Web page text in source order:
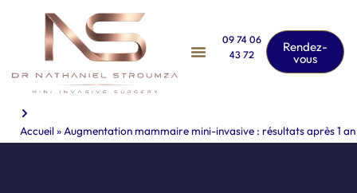
09 74 06
43 72
Rendez-
vous
Accueil»Augmentation mammaire mini-invasive : résultats après 1 an